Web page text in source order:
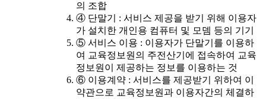
의 조합
④ 단말기 : 서비스 제공을 받기 위해 이용자
가 설치한 개인용 컴퓨터 및 모뎀 등의 기기
⑤ 서비스 이용 : 이용자가 단말기를 이용하
여 교육정보원의 주전산기에 접속하여 교육
정보원이 제공하는 정보를 이용하는 것
⑥ 이용계약 : 서비스를 제공받기 위하여 이
약관으로 교육정보원과 이용자간의 체결하